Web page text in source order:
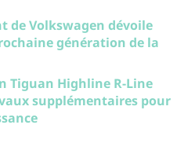
de Volkswagen dévoile
génération de la
Tiguan Highline R-Line
supplémentaires pour